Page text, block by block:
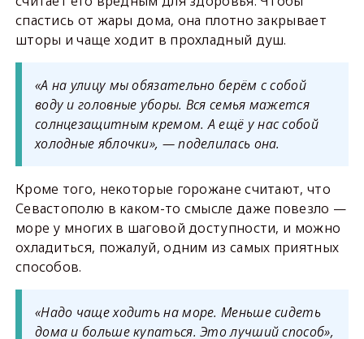
спастись от жары дома, она плотно закрывает
шторы и чаще ходит в прохладный душ.
«А на улицу мы обязательно берём с собой
воду и головные уборы. Вся семья мажется
солнцезащитным кремом. А ещё у нас собой
холодные яблочки», — поделилась она.
Кроме того, некоторые горожане считают, что
Севастополю в каком-то смысле даже повезло —
море у многих в шаговой доступности, и можно
охладиться, пожалуй, одним из самых приятных
способов.
«Надо чаще ходить на море. Меньше сидеть
дома и больше купаться. Это лучший способ»,